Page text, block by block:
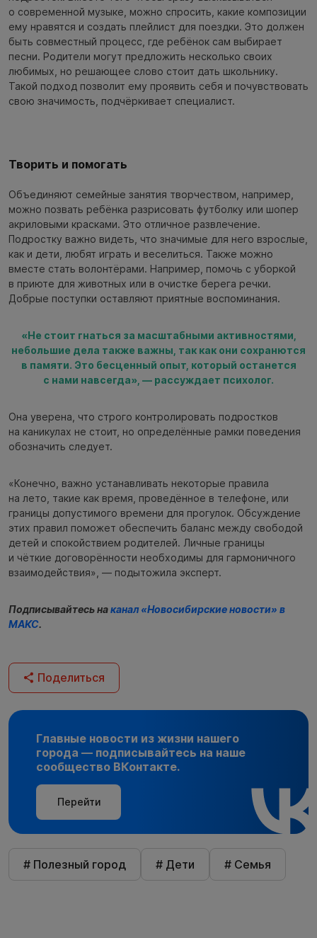
о современной музыке, можно спросить, какие композиции
ему нравятся и создать плейлист для поездки. Это должен
быть совместный процесс, где ребёнок сам выбирает
песни. Родители могут предложить несколько своих
любимых, но решающее слово стоит дать школьнику.
Такой подход позволит ему проявить себя и почувствовать
свою значимость, подчёркивает специалист.
Творить и помогать
Объединяют семейные занятия творчеством, например,
можно позвать ребёнка разрисовать футболку или шопер
акриловыми красками. Это отличное развлечение.
Подростку важно видеть, что значимые для него взрослые,
как и дети, любят играть и веселиться. Также можно
вместе стать волонтёрами. Например, помочь с уборкой
в приюте для животных или в очистке берега речки.
Добрые поступки оставляют приятные воспоминания.
«Не стоит гнаться за масштабными активностями,
небольшие дела также важны, так как они сохранются
в памяти. Это бесценный опыт, который останется
с нами навсегда», — рассуждает психолог.
Она уверена, что строго контролировать подростков
на каникулах не стоит, но определённые рамки поведения
обозначить следует.
«Конечно, важно устанавливать некоторые правила
на лето, такие как время, проведённое в телефоне, или
границы допустимого времени для прогулок. Обсуждение
этих правил поможет обеспечить баланс между свободой
детей и спокойствием родителей. Личные границы
и чёткие договорённости необходимы для гармоничного
взаимодействия», — подытожила эксперт.
Подписывайтесь наканал «Новосибирские новости» в
МАКС.
Поделиться
Главные новости из жизни нашего
города — подписывайтесь на наше
сообщество ВКонтакте.
Перейти
# Полезный город # Дети # Семья